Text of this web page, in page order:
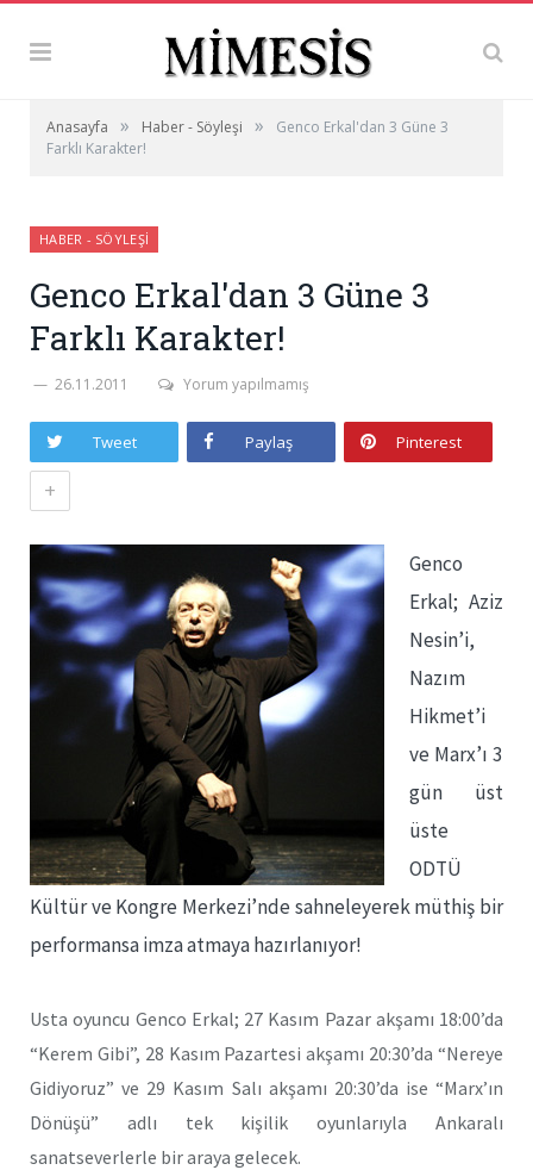
Anasayfa » Haber - Söyleşi »
Genco Erkal'dan 3 Güne 3
Farklı Karakter!
HABER - SÖYLEŞI
Genco Erkal'dan 3 Güne 3
Farklı Karakter!
26.11.2011 Yorum yapılmamış
Tweet Paylaş Pinterest
+
Genco
Erkal; Aziz
Nesin’i,
Nazım
Hikmet’i
ve Marx’ı 3
gün üst
üste
ODTÜ
Kültür ve Kongre Merkezi’nde sahneleyerek müthiş bir
performansa imza atmaya hazırlanıyor!
Usta oyuncu Genco Erkal; 27 Kasım Pazar akşamı 18:00’da
“Kerem Gibi”, 28 Kasım Pazartesi akşamı 20:30’da “Nereye
Gidiyoruz” ve 29 Kasım Salı akşamı 20:30’da ise “Marx’ın
Dönüşü” adlı tek kişilik oyunlarıyla Ankaralı
sanatseverlerle bir araya gelecek.